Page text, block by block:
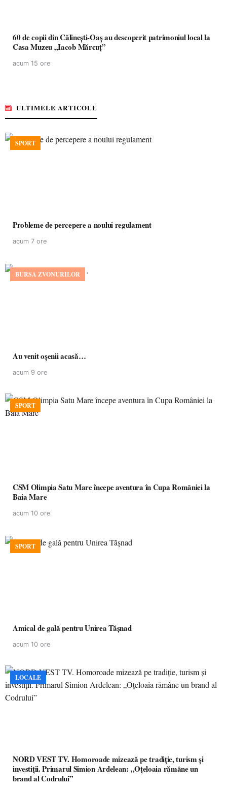
60 de copii din Călinești-Oaș au descoperit patrimoniul local la
Casa Muzeu „Iacob Mărcuț”
acum 15 ore
ULTIMELE ARTICOLE
SPORT
Probleme de percepere a noului regulament
acum 7 ore
BURSA ZVONURILOR
Au venit oșenii acasă…
acum 9 ore
SPORT
CSM Olimpia Satu Mare începe aventura în Cupa României la
Baia Mare
acum 10 ore
SPORT
Amical de gală pentru Unirea Tășnad
acum 10 ore
LOCALE
NORD VEST TV. Homoroade mizează pe tradiție, turism și
investiții. Primarul Simion Ardelean: „Oțeloaia rămâne un
brand al Codrului”